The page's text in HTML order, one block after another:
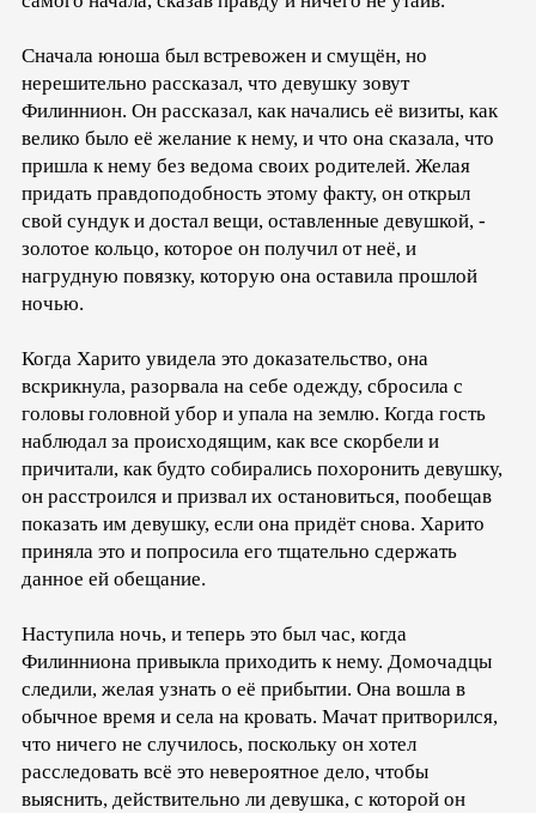
Сначала юноша был встревожен и смущён, но
нерешительно рассказал, что девушку зовут
Филиннион. Он рассказал, как начались её визиты, как
велико было её желание к нему, и что она сказала, что
пришла к нему без ведома своих родителей. Желая
придать правдоподобность этому факту, он открыл
свой сундук и достал вещи, оставленные девушкой, -
золотое кольцо, которое он получил от неё, и
нагрудную повязку, которую она оставила прошлой
ночью.
Когда Харито увидела это доказательство, она
вскрикнула, разорвала на себе одежду, сбросила с
головы головной убор и упала на землю. Когда гость
наблюдал за происходящим, как все скорбели и
причитали, как будто собирались похоронить девушку,
он расстроился и призвал их остановиться, пообещав
показать им девушку, если она придёт снова. Харито
приняла это и попросила его тщательно сдержать
данное ей обещание.
Наступила ночь, и теперь это был час, когда
Филинниона привыкла приходить к нему. Домочадцы
следили, желая узнать о её прибытии. Она вошла в
обычное время и села на кровать. Мачат притворился,
что ничего не случилось, поскольку он хотел
расследовать всё это невероятное дело, чтобы
выяснить, действительно ли девушка, с которой он